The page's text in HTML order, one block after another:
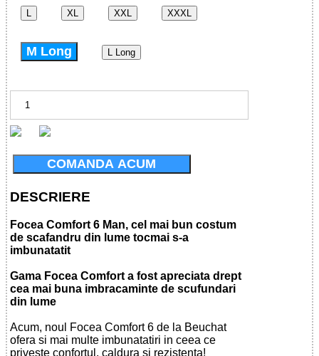
L XL XXL XXXL
M Long L Long
COMANDA ACUM
DESCRIERE
Focea Comfort 6 Man, cel mai bun costum
de scafandru din lume tocmai s-a
imbunatatit
Gama Focea Comfort a fost apreciata drept
cea mai buna imbracaminte de scufundari
din lume
Acum, noul Focea Comfort 6 de la Beuchat
ofera si mai multe imbunatatiri in ceea ce
priveste confortul, caldura si rezistenta!